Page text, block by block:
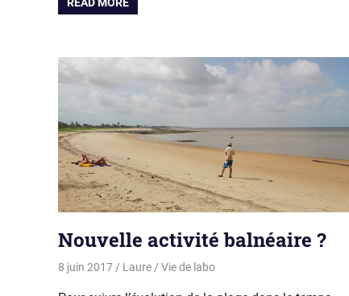
Nouvelle activité balnéaire ?
8 juin 2017 Laure Vie de labo